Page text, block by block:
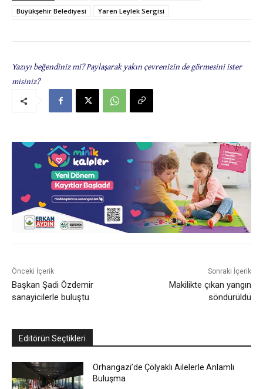
Büyükşehir Belediyesi
Yaren Leylek Sergisi
Yazıyı beğendiniz mi? Paylaşarak yakın çevrenizin de görmesini ister
misiniz?
Önceki İçerik
Başkan Şadi Özdemir
sanayicilerle buluştu
Sonraki İçerik
Makilikte çıkan yangın
söndürüldü
Editörün Seçtikleri
Orhangazi’de Çölyaklı Ailelerle Anlamlı
Buluşma